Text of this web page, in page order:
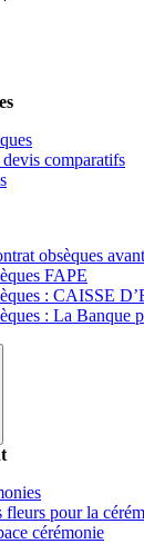
comparatifs
obsèques
FAPE
: CAISSE
: La Banque
fleurs pour la
cérémonie